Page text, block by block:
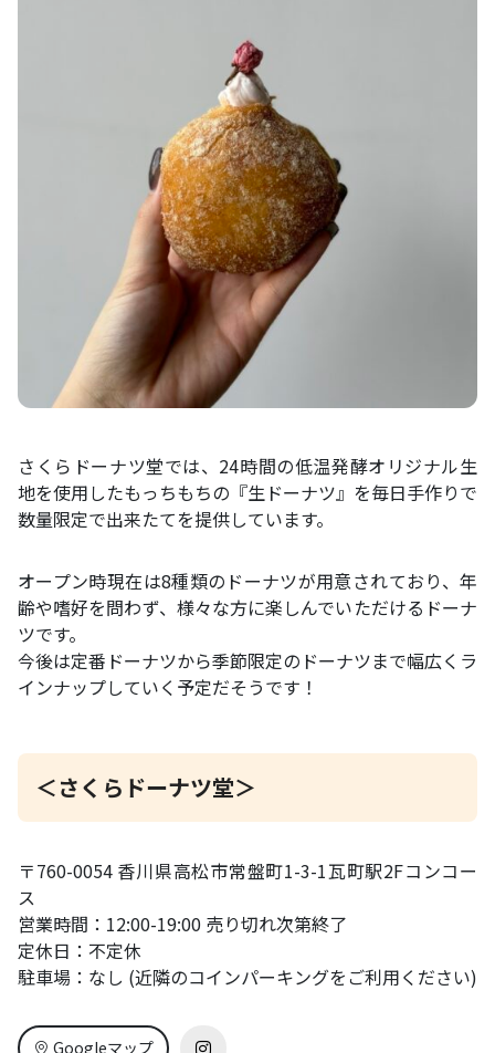
さくらドーナツ堂では、24時間の低温発酵オリジナル生
地を使用したもっちもちの『生ドーナツ』を毎日手作りで
数量限定で出来たてを提供しています。
オープン時現在は8種類のドーナツが用意されており、年
齢や嗜好を問わず、様々な方に楽しんでいただけるドーナ
ツです。
今後は定番ドーナツから季節限定のドーナツまで幅広くラ
インナップしていく予定だそうです！
＜さくらドーナツ堂＞
〒760-0054 香川県高松市常盤町1-3-1瓦町駅2Fコンコー
ス
営業時間：12:00-19:00 売り切れ次第終了
定休日：不定休
駐車場：なし (近隣のコインパーキングをご利用ください)
Googleマップ